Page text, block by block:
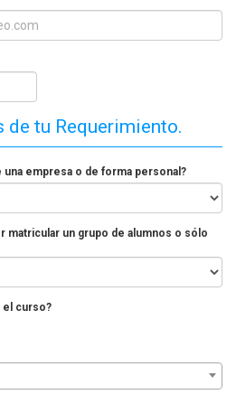
de tu Requerimiento.
empresa o de forma personal?
matricular un grupo de alumnos o sólo
curso?